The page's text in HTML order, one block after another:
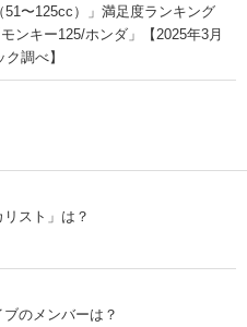
51〜125cc）」満足度ランキング
ンキー125/ホンダ」【2025年3月
調べ】
スト」は？
のメンバーは？